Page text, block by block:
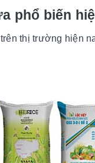
phổ biến
thị trường hiện